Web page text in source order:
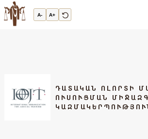
Արդարադատության
Ակադեմիա
A- A+
ԴԱՏԱԿԱՆ ՈԼՈՐՏԻ
ՈՒՍՈՒՑՄԱՆ